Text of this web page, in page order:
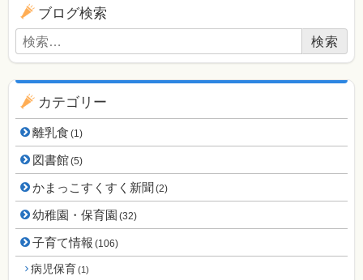
ブログ用ナビゲーション
ブログ検索
検索:
カテゴリー
離乳食 (1)
図書館(5)
かまっこすくすく新聞 (2)
幼稚園・保育園 (32)
子育て情報 (106)
病児保育(1)